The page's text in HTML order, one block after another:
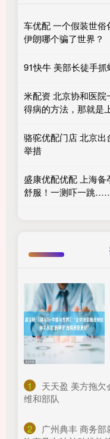
车优配 一个假装世
伊朗哪个骗了世界？
91快牛 美部长徒手
米配资 北京协和医院
得病的方法，那就是
骆驼优配门店 北京
举措
盛康优配优配 上海
舒服！一测吓一跳
1
天天盈 美方拖
维和部队
2
广州典丰 商务